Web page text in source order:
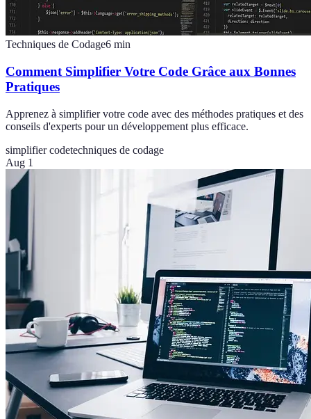
Techniques de Codage6 min
Comment Simplifier Votre Code Grâce aux Bonnes
Pratiques
Apprenez à simplifier votre code avec des méthodes pratiques et des
conseils d'experts pour un développement plus efficace.
simplifier codetechniques de codage
Aug 1